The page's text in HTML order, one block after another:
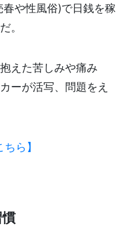
や性風俗)で日銭を稼
。
えた苦しみや痛み
ーが活写、問題をえ
ちら】